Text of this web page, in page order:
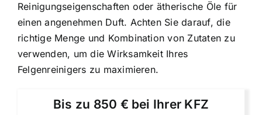
Reinigungseigenschaften oder ätherische Öle für
einen angenehmen Duft. Achten Sie darauf, die
richtige Menge und Kombination von Zutaten zu
verwenden, um die Wirksamkeit Ihres
Felgenreinigers zu maximieren.
Bis zu 850 € bei Ihrer KFZ